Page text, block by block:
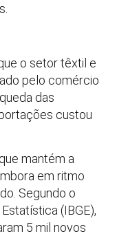
o setor têxtil e
pelo comércio
das
custou
mantém a
em ritmo
Segundo o
(IBGE),
5 mil novos